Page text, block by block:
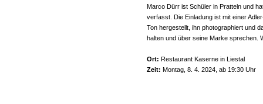
Marco Dürr ist Schüler in Pratteln und
verfasst. Die Einladung ist mit einer
Ton hergestellt, ihn photographiert und
halten und über seine Marke sprechen.
Ort: Restaurant Kaserne in Liestal
Zeit: Montag, 8. 4. 2024, ab 19:30 Uhr